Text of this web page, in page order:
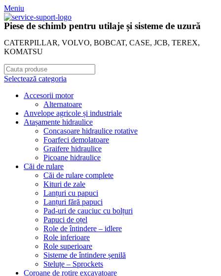
Meniu
Piese de schimb pentru utilaje și sisteme de uzură
CATERPILLAR, VOLVO, BOBCAT, CASE, JCB, TEREX,
KOMATSU
Selectează categoria
Accesorii motor
Alternatoare
Anvelope agricole și industriale
Atașamente hidraulice
Concasoare hidraulice rotative
Foarfeci demolatoare
Graifere hidraulice
Picoane hidraulice
Căi de rulare
Căi de rulare complete
Kituri de zale
Lanțuri cu papuci
Lanțuri fără papuci
Pad-uri de cauciuc cu bolțuri
Papuci de oțel
Role de întindere – idlere
Role inferioare
Role superioare
Sisteme de întindere șenilă
Steluțe – Sprockets
Coroane de rotire excavatoare